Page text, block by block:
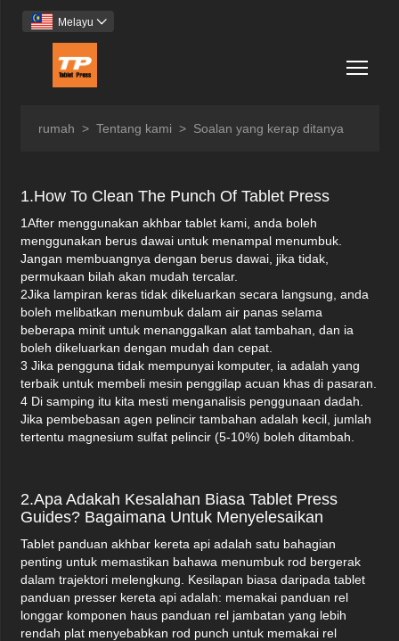
Melayu 
rumah > Tentang kami > Soalan yang kerap ditanya
1.How To Clean The Punch Of Tablet Press
1After menggunakan akhbar tablet kami, anda boleh
menggunakan berus dawai untuk menampal menumbuk.
Jangan membuangnya dengan berus dawai, jika tidak,
permukaan bilah akan mudah tercalar.
2Jika lampiran keras tidak dikeluarkan secara langsung, anda
boleh melibatkan menumbuk dalam air panas selama
beberapa minit untuk menanggalkan alat tambahan, dan ia
boleh dikeluarkan dengan mudah dan cepat.
3 Jika pengguna tidak mempunyai komputer, ia adalah yang
terbaik untuk membeli mesin penggilap acuan khas di pasaran.
4 Di samping itu kita mesti menganalisis penggunaan dadah.
Jika pembebasan agen pelincir tambahan adalah kecil, jumlah
tertentu magnesium sulfat pelincir (5-10%) boleh ditambah.
2.Apa Adakah Kesalahan Biasa Tablet Press
Guides? Bagaimana Untuk Menyelesaikan
Tablet panduan akhbar kereta api adalah satu bahagian
penting untuk memastikan bahawa menumbuk rod bergerak
dalam trajektori melengkung. Kesilapan biasa daripada tablet
panduan presser kereta api adalah: memakai panduan rel
longgar komponen haus panduan rel jambatan yang lebih
rendah plat menyebabkan rod punch untuk memakai rel